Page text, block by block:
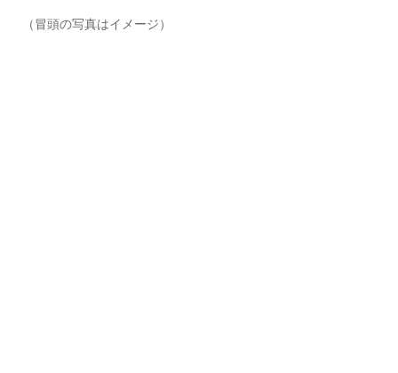
（冒頭の写真はイメージ）